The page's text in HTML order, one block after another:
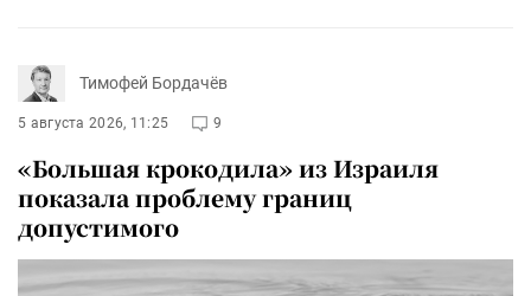
Тимофей Бордачёв
5 августа 2026, 11:25 9
«Большая крокодила» из Израиля
показала проблему границ
допустимого